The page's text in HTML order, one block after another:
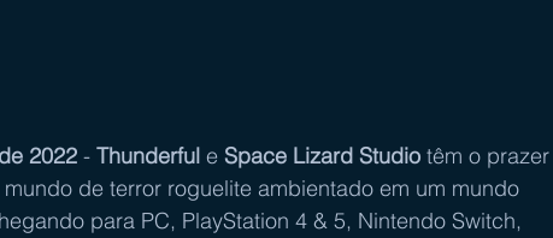
2022 - Thunderful e Space Lizard Studio têm o prazer
mundo de terror roguelite ambientado em um mundo
para PC, PlayStation 4 & 5, Nintendo Switch,